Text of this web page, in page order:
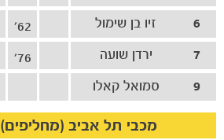
6
זיו בן שימול
62'
7
ירדן שועה
76'
9
סמואל קאלו
מכבי תל אביב (מחליפים)